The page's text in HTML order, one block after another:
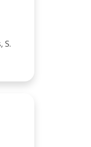
S.